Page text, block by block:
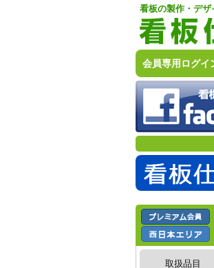
看板の製作・デザ
会員専用ログイ
取扱品目